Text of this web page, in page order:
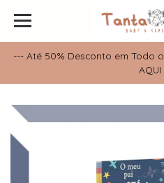
--- Até 50% Desconto em Todo